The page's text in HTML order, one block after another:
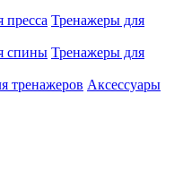
Тренажеры для
Тренажеры для
Аксессуары